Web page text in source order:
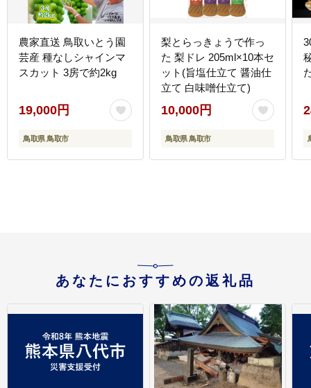
農家直送 鳥取いとう園
芸産 種なしシャインマ
スカット 3房で約2kg
19,000円
鳥取県 鳥取市
梨とらっきょうで作っ
た 梨ドレ 205ml×10本セ
ット(旨塩仕立て 醤油仕
立て 白味噌仕立て)
10,000円
鳥取県 鳥取市
あなたにおすすめの返礼品